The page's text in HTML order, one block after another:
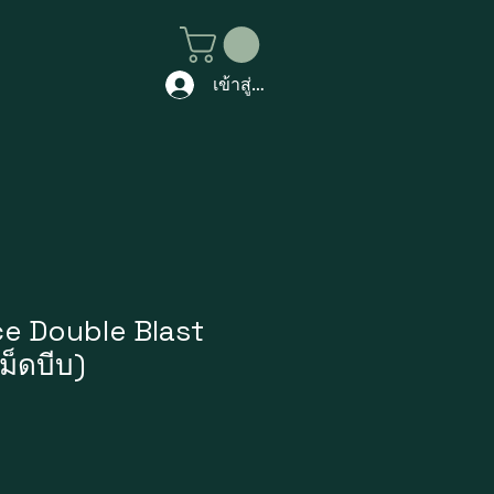
เข้าสู่ระบบ
Double Blast
ดบีบ)